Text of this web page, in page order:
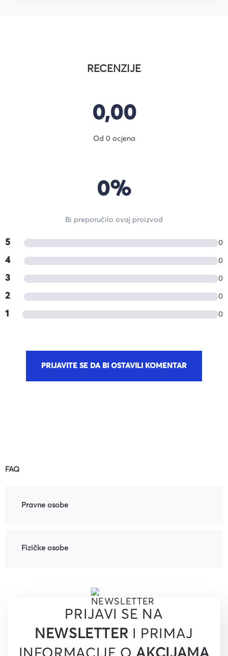
RECENZIJE
5 0
4 0
3 0
2 0
1 0
0,00
Od 0 ocjena
0%
Bi preporučilo ovaj proizvod
PRIJAVITE SE DA BI OSTAVILI KOMENTAR
FAQ
Pravne osobe
Fizičke osobe
PRIJAVI SE NA
NEWSLETTER I PRIMAJ